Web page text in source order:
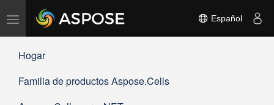
Alternar
navegación
Español
Hogar
Familia de productos Aspose.Cells